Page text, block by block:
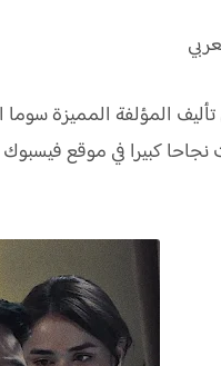
المؤلفة المميزة
نجاحا كبيرا في موقع